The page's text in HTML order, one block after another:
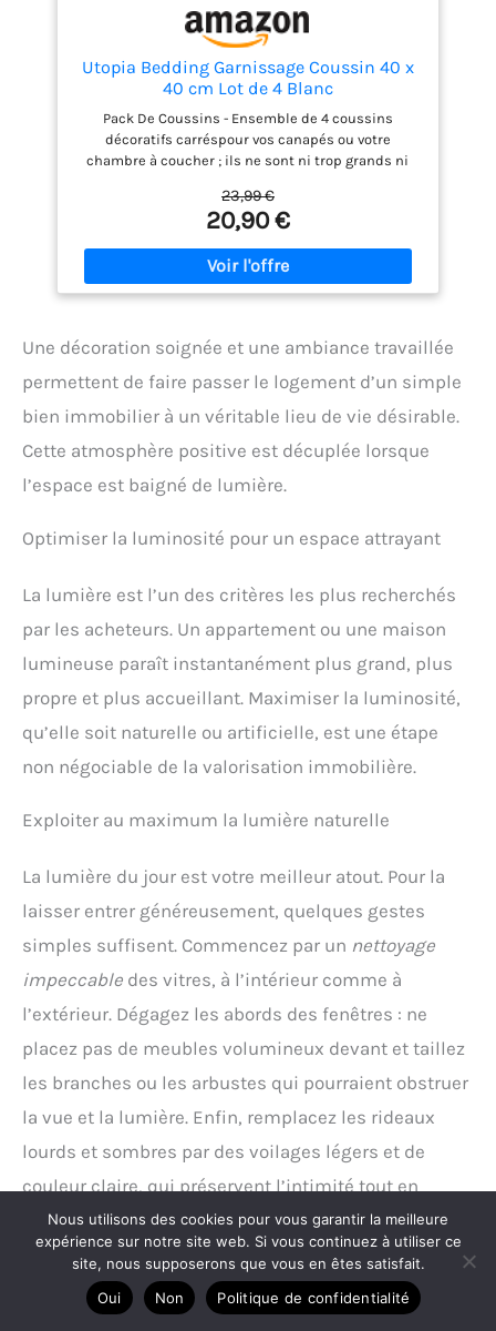
Utopia Bedding Garnissage Coussin 40 x
40 cm Lot de 4 Blanc
Pack De Coussins - Ensemble de 4 coussins
décoratifs carréspour vos canapés ou votre
chambre à coucher ; ils ne sont ni trop grands ni
chaleureuse Emballage - Nos coussins sont
emballés de manière comprimée et scellés sous
vide dans un sac en polyéthylène pour l'expédition,
ils peuvent sembler être un seul grand coussin
Dimensions - Chaque coussin intérieur mesure 40
Confortables Et Doux - Nos coussins servent non
seulement à des fins esthétiques, mais ils vous
donnent également un sentiment de détente et
aident à créer une atmosphère confortable
23,99 €
20,90 €
Une décoration soignée et une ambiance travaillée
permettent de faire passer le logement d’un simple
bien immobilier à un véritable lieu de vie désirable.
Cette atmosphère positive est décuplée lorsque
l’espace est baigné de lumière.
Optimiser la luminosité pour un espace attrayant
La lumière est l’un des critères les plus recherchés
par les acheteurs. Un appartement ou une maison
lumineuse paraît instantanément plus grand, plus
propre et plus accueillant. Maximiser la luminosité,
qu’elle soit naturelle ou artificielle, est une étape
non négociable de la valorisation immobilière.
Exploiter au maximum la lumière naturelle
La lumière du jour est votre meilleur atout. Pour la
laisser entrer généreusement, quelques gestes
simples suffisent. Commencez par un nettoyage
impeccable des vitres, à l’intérieur comme à
l’extérieur. Dégagez les abords des fenêtres : ne
placez pas de meubles volumineux devant et taillez
les branches ou les arbustes qui pourraient obstruer
la vue et la lumière. Enfin, remplacez les rideaux
lourds et sombres par des voilages légers et de
couleur claire, qui préservent l’intimité tout en
laissant filtrer la lumière.
Renforcer l’éclairage artificiel
Nous utilisons des cookies pour vous garantir la meilleure
expérience sur notre site web. Si vous continuez à utiliser ce
site, nous supposerons que vous en êtes satisfait.
Oui
Non Politique de confidentialité